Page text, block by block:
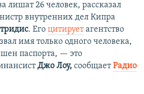
лишат 26 человек, рассказал
внутренних дел Кипра
. Его цитируетагентство
имя только одного человека,
паспорта, — это
Джо Лоу, сообщает Радио